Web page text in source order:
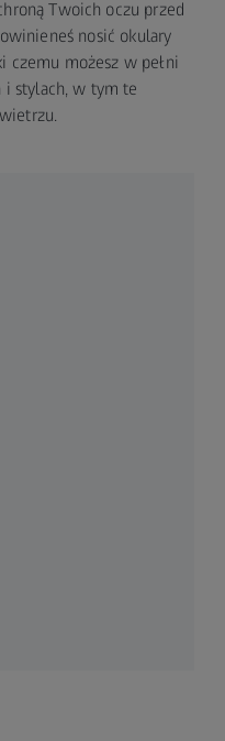
Twoich oczu przed
nosić okulary
czemu możesz w pełni
i stylach, w tym te